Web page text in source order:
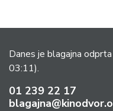
Danes je blagajna
03:11).
01 239 22 17